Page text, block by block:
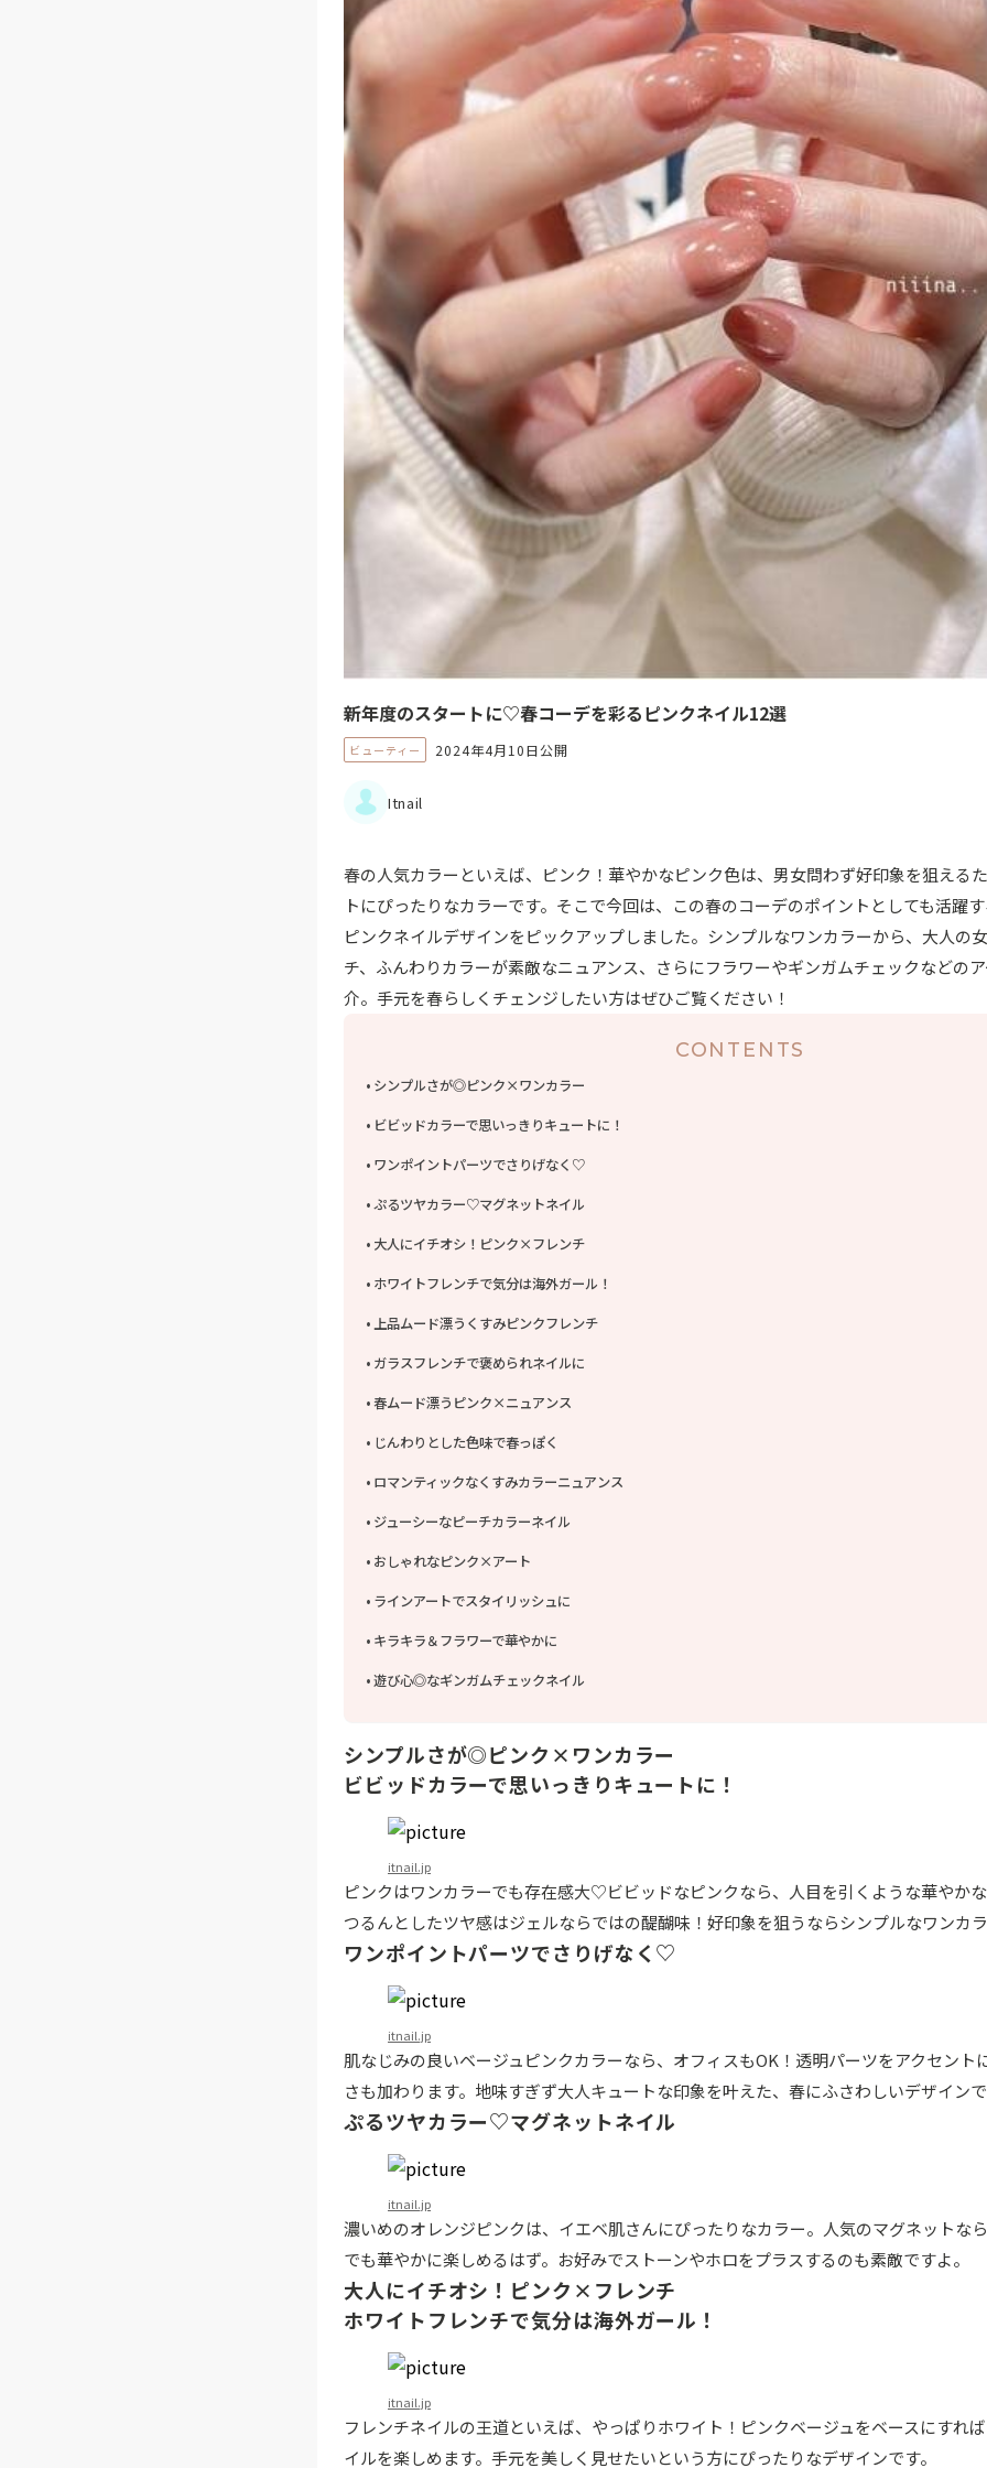
新年度のスタートに♡春コーデを彩るピンクネイル12選
ビューティー 2024年4月10日公開
Itnail
春の人気カラーといえば、ピンク！華やかなピンク色は、男女問わず好印象を狙える
トにぴったりなカラーです。そこで今回は、この春のコーデのポイントとしても活躍
ピンクネイルデザインをピックアップしました。シンプルなワンカラーから、大人の
チ、ふんわりカラーが素敵なニュアンス、さらにフラワーやギンガムチェックなどの
介。手元を春らしくチェンジしたい方はぜひご覧ください！
CONTENTS
シンプルさが◎ピンク×ワンカラー
ビビッドカラーで思いっきりキュートに！
ワンポイントパーツでさりげなく♡
ぷるツヤカラー♡マグネットネイル
大人にイチオシ！ピンク×フレンチ
ホワイトフレンチで気分は海外ガール！
上品ムード漂うくすみピンクフレンチ
ガラスフレンチで褒められネイルに
春ムード漂うピンク×ニュアンス
じんわりとした色味で春っぽく
ロマンティックなくすみカラーニュアンス
ジューシーなピーチカラーネイル
おしゃれなピンク×アート
ラインアートでスタイリッシュに
キラキラ＆フラワーで華やかに
遊び心◎なギンガムチェックネイル
シンプルさが◎ピンク×ワンカラー
ビビッドカラーで思いっきりキュートに！
itnail.jp
ピンクはワンカラーでも存在感大♡ビビッドなピンクなら、人目を引くような華やか
つるんとしたツヤ感はジェルならではの醍醐味！好印象を狙うならシンプルなワンカ
ワンポイントパーツでさりげなく♡
itnail.jp
肌なじみの良いベージュピンクカラーなら、オフィスもOK！透明パーツをアクセント
さも加わります。地味すぎず大人キュートな印象を叶えた、春にふさわしいデザイン
ぷるツヤカラー♡マグネットネイル
itnail.jp
濃いめのオレンジピンクは、イエベ肌さんにぴったりなカラー。人気のマグネットな
でも華やかに楽しめるはず。お好みでストーンやホロをプラスするのも素敵ですよ。
大人にイチオシ！ピンク×フレンチ
ホワイトフレンチで気分は海外ガール！
itnail.jp
フレンチネイルの王道といえば、やっぱりホワイト！ピンクベージュをベースにすれ
イルを楽しめます。手元を美しく見せたいという方にぴったりなデザインです。